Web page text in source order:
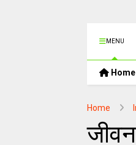
MENU
Home
Home